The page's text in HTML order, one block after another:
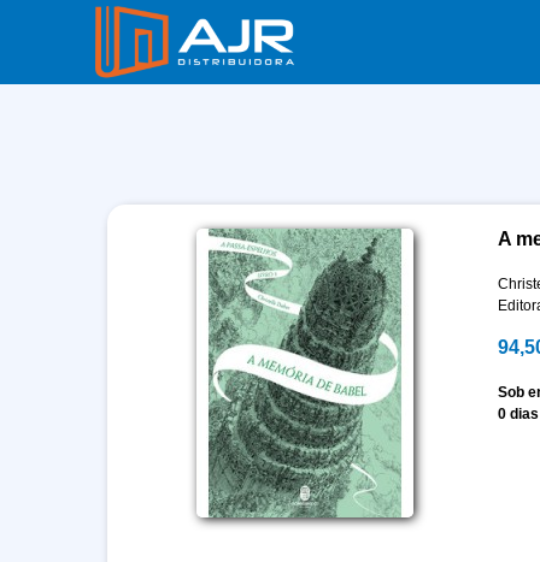
A
Sob
0 dias